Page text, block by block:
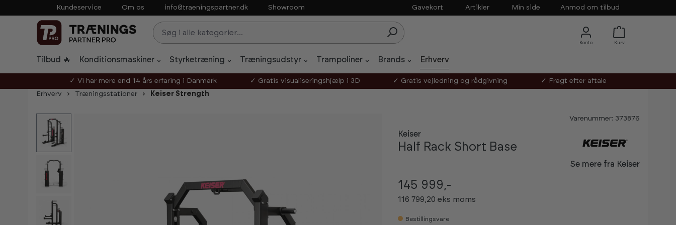
to main content
Skip to main navigation
Kundeservice Om os info@traeningspartner.dk Showroom Gavekort Artikler Min side Anmod om tilbud
Tilbud 🔥 Konditionsmaskiner Styrketræning Træningsudstyr Trampoliner Brands Erhverv
✓ Vi har mere end 14 års erfaring i Danmark ✓ Gratis visualiseringshjælp i 3D ✓ Gratis vejledning og rådgivning
✓ Fragt efter aftale
Erhverv
Træningsstationer Keiser Strength
Skip image gallery Varenummer: 373876
Keiser
Half Rack Short Base
Se mere fra Keiser
145 999,-
116 799,20 eks moms
Bestillingsvare